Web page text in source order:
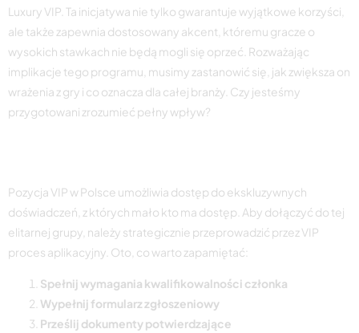
Luxury VIP. Ta inicjatywa nie tylko gwarantuje wyjątkowe korzyści,
ale także zapewnia dostosowany akcent, któremu gracze o
wysokich stawkach nie będą mogli się oprzeć. Rozważając
implikacje tego programu, musimy zastanowić się, jak zwiększa on
wrażenia z gry i co oznacza dla całej branży. Czy jesteśmy
przygotowani zrozumieć pełny wpływ?
Pozycja VIP w Polsce umożliwia dostęp do ekskluzywnych
doświadczeń, z których mało kto ma dostęp. Aby dołączyć do tej
elitarnej grupy, należy strategicznie przeprowadzić przez VIP
proces aplikacyjny. Oto, co warto zapamiętać:
Spełnij wymagania kwalifikowalności członka
Wypełnij formularz zgłoszeniowy
Prześlij dokumenty potwierdzające